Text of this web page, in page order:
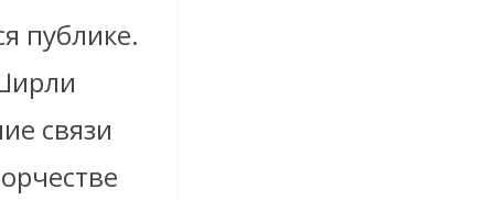
публике.
связи